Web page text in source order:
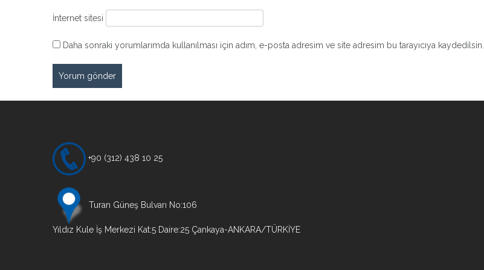
İnternet sitesi
Daha sonraki yorumlarımda kullanılması için adım, e-posta adresim ve site adresim bu tarayıcıya kaydedilsin.
+90 (312) 438 10 25
Turan Güneş Bulvarı No:106
Yıldız Kule İş Merkezi Kat:5 Daire:25 Çankaya-ANKARA/TÜRKİYE